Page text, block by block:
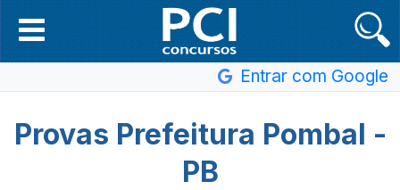
Entrar com Google
Provas Prefeitura Pombal -
PB